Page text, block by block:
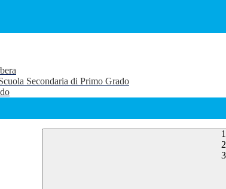
Secondaria di Primo Grado